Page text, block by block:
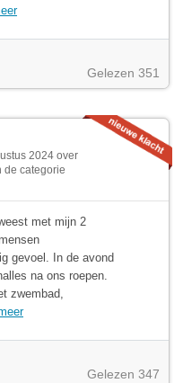
Gelezen 351
2024 over
de categorie
met mijn 2
gevoel. In de avond
na ons roepen.
zwembad,
Gelezen 347